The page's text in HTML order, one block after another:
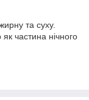
та суху.
частина нічного